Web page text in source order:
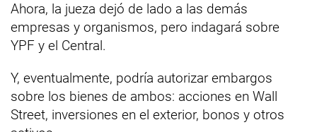
Ahora, la jueza dejó de lado a las demás
empresas y organismos, pero indagará sobre
YPF y el Central.
Y, eventualmente, podría autorizar embargos
sobre los bienes de ambos: acciones en Wall
Street, inversiones en el exterior, bonos y otros